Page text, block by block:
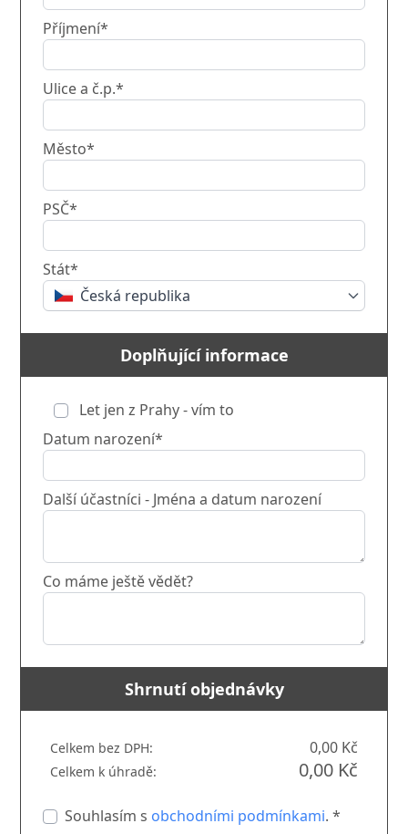
Příjmení*
Ulice a č.p.*
Město*
PSČ*
Stát*
Česká republika
Doplňující informace
Let jen z Prahy - vím to
Datum narození*
Další účastníci - Jména a datum narození
Co máme ještě vědět?
Shrnutí objednávky
Celkem bez DPH: 0,00 Kč
Celkem k úhradě: 0,00 Kč
Souhlasím s obchodními podmínkami. *